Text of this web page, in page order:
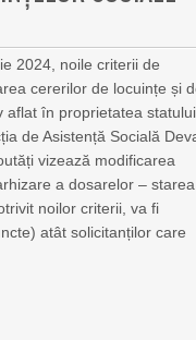
2024, noile criterii de
cererilor de locuințe și
aflat în proprietatea
de Asistență Socială
vizează modificarea
a dosarelor – starea
noilor criterii, va fi
atât solicitanților care